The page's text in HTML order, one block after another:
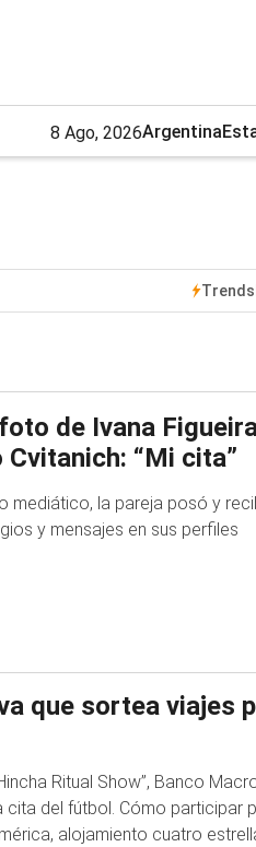
8 Ago, 2026Argentina
Trends
de Ivana
“Mi cita”
mediático, la pareja posó y
y mensajes en sus perfiles
que sortea viajes
Ritual Show”, Banco
cita del fútbol. Cómo participar
alojamiento cuatro